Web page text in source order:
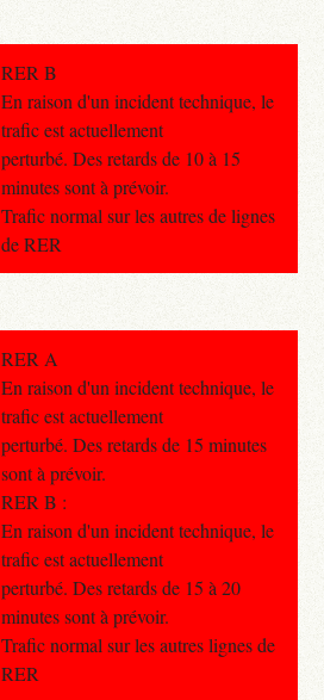
RER B
En raison d'un incident technique, le
trafic est actuellement
perturbé. Des retards de 10 à 15
minutes sont à prévoir.
Trafic normal sur les autres de lignes
de RER
RER A
En raison d'un incident technique, le
trafic est actuellement
perturbé. Des retards de 15 minutes
sont à prévoir.
RER B :
En raison d'un incident technique, le
trafic est actuellement
perturbé. Des retards de 15 à 20
minutes sont à prévoir.
Trafic normal sur les autres lignes de
RER